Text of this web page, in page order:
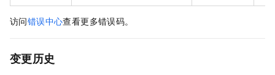
访问错误中心查看更多错误码。
变更历史